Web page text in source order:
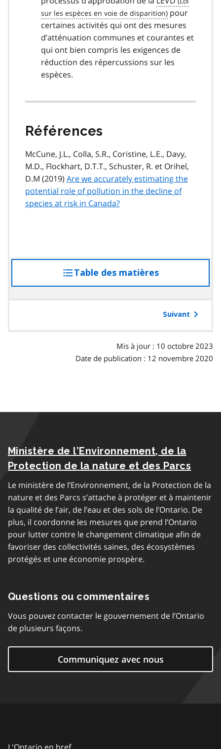
pour
certaines activités qui ont des mesures
d’atténuation communes et courantes et
qui ont bien compris les exigences de
réduction des répercussions sur les
espèces.
Références
McCune, J.L., Colla, S.R., Coristine, L.E., Davy,
M.D., Flockhart, D.T.T., Schuster, R. et Orihel,
D.M (2019) Are we accurately estimating the
potential role of pollution in the decline of
species at risk in Canada?
Table des matières
à
table
matières
Suivant
Mis à jour : 10 octobre 2023
Date de publication : 12 novembre 2020
Ministère de l’Environnement, de la
Protection de la nature et des Parcs
Le ministère de l’Environnement, de la Protection de la
nature et des Parcs s’attache à protéger et à maintenir
la qualité de l’air, de l’eau et des sols de l’Ontario. De
plus, il coordonne les mesures que prend l’Ontario
pour lutter contre le changement climatique afin de
favoriser des collectivités saines, des écosystèmes
protégés et une économie prospère.
Questions ou commentaires
Vous pouvez contacter le gouvernement de l’Ontario
de plusieurs façons.
Communiquez avec nous
L'Ontario en bref